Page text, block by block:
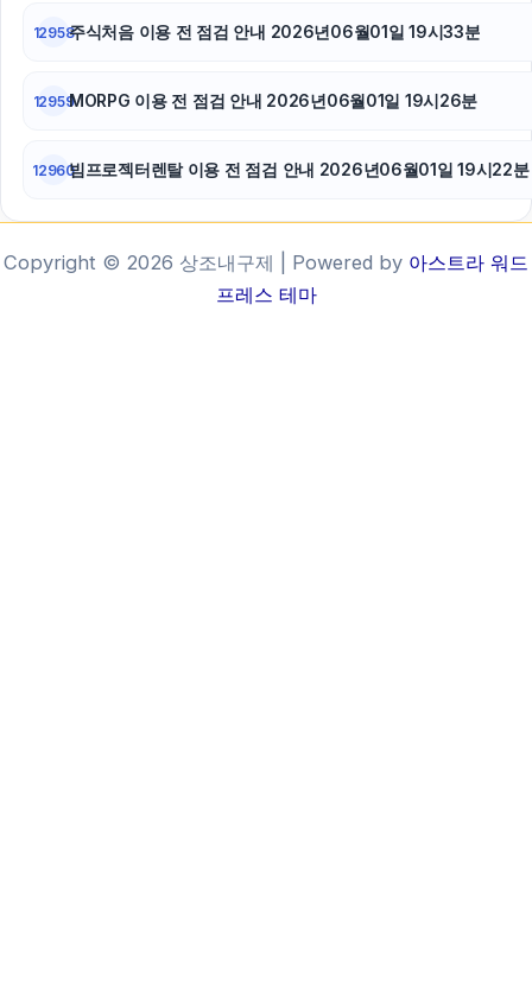
12958주식처음 이용 전 점검 안내 2026년06월01일 19시33분
12959MORPG 이용 전 점검 안내 2026년06월01일 19시26분
12960빔프로젝터렌탈 이용 전 점검 안내 2026년06월01일 19시22분
Copyright © 2026 상조내구제 | Powered by 아스트라 워드
프레스 테마